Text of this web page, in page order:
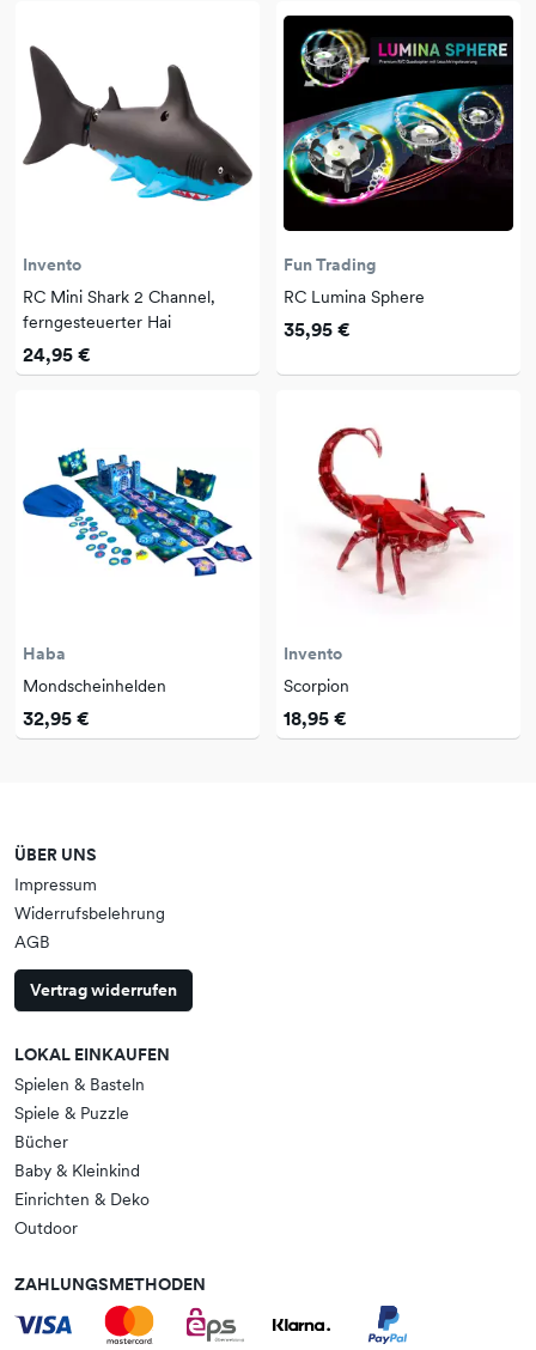
Invento
RC Mini Shark 2 Channel,
ferngesteuerter Hai
24,95 €
Fun Trading
RC Lumina Sphere
35,95 €
Haba
Mondscheinhelden
32,95 €
Invento
Scorpion
18,95 €
ÜBER UNS
Impressum
Widerrufsbelehrung
AGB
Vertrag widerrufen
LOKAL EINKAUFEN
Spielen & Basteln
Spiele & Puzzle
Bücher
Baby & Kleinkind
Einrichten & Deko
Outdoor
ZAHLUNGSMETHODEN